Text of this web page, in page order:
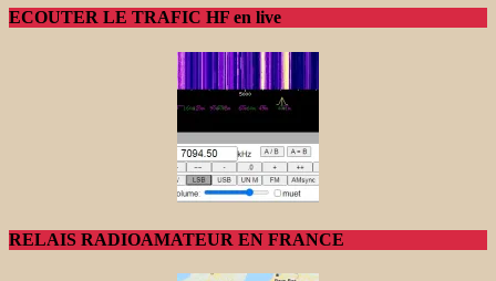
ECOUTER LE TRAFIC HF en live
RELAIS RADIOAMATEUR EN FRANCE